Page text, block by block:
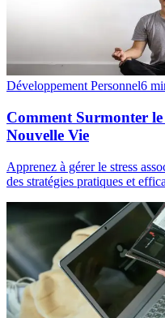
Développement Personnel6
Comment Surmonter
Nouvelle Vie
Apprenez à gérer le stress
des stratégies pratiques et